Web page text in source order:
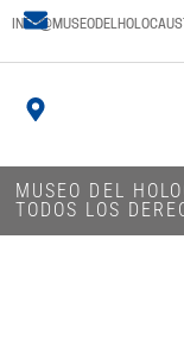
MUSEO DEL
TODOS LOS